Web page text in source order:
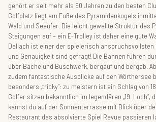
gehört er seit mehr als 90 Jahren zu den besten
Golfplatz liegt am Fuße des Pyramidenkogels
Wald und Seeufer. Die leicht gewellte Struktur des
Steigungen auf – ein E-Trolley ist daher eine gute
Dellach ist einer der spielerisch anspruchsvollsten
und Genauigkeit sind gefragt! Die Bahnen führen
über Bäche und Buschwerk, bergauf und bergab.
zudem fantastische Ausblicke auf den Wörthersee
besonders „tricky“: zu meistern ist ein Schlag von
Golfer sitzen bekanntlich im legendären „19. Loch“,
kannst du auf der Sonnenterrasse mit Blick über
Restaurant das absolvierte Spiel Revue passieren